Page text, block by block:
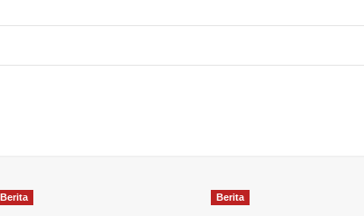
Berita Berita